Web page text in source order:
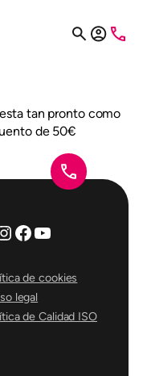
tan pronto como
de 50€
Facebook
YouTube
de cookies
legal
de Calidad ISO